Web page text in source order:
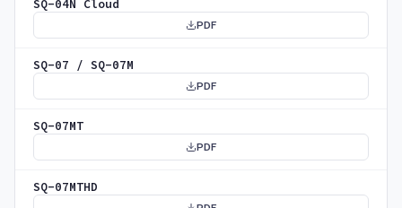
SQ-04N Cloud
PDF
SQ-07 / SQ-07M
PDF
SQ-07MT
PDF
SQ-07MTHD